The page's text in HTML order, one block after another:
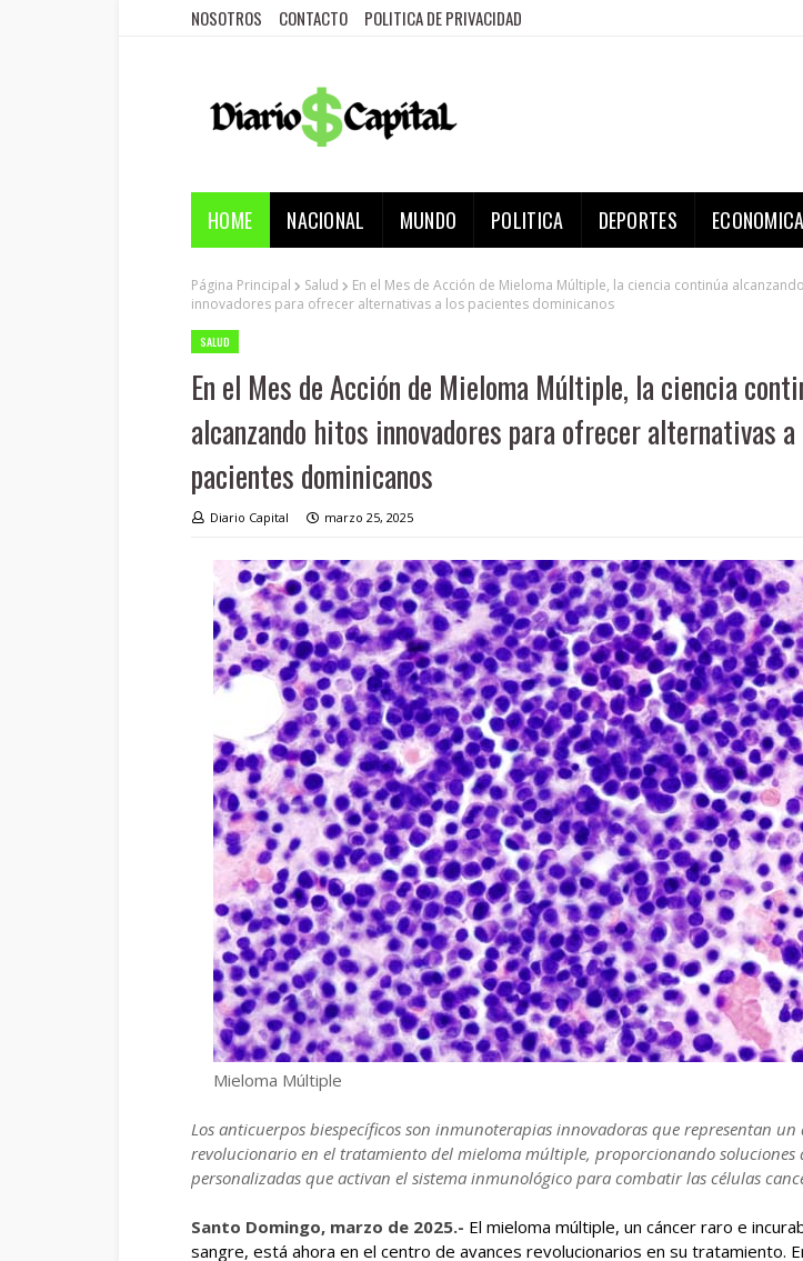
NOSOTROS CONTACTO POLITICA DE PRIVACIDAD
HOME NACIONAL MUNDO POLITICA DEPORTES
Página Principal Salud
En el Mes de Acción de Mieloma Múltiple, la ciencia continúa
innovadores para ofrecer alternativas a los pacientes dominicanos
SALUD
En el Mes de Acción de Mieloma Múltiple, la ciencia
alcanzando hitos innovadores para ofrecer alternativas
pacientes dominicanos
Diario Capital marzo 25, 2025
Mieloma Múltiple
Los anticuerpos biespecíficos son inmunoterapias innovadoras que representan un
revolucionario en el tratamiento del mieloma múltiple, proporcionando soluciones
personalizadas que activan el sistema inmunológico para combatir las células
Santo Domingo, marzo de 2025.- El mieloma múltiple, un cáncer raro e
sangre, está ahora en el centro de avances revolucionarios en su tratamiento.